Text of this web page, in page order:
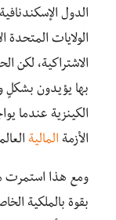
الدول
الولايات
الاشتراكية، لكن
بها يؤيدون بشكلٍ
الكينزية عندما
الأزمة المالية العالمية في
ومع هذا استمرت
بقوة بالملكية